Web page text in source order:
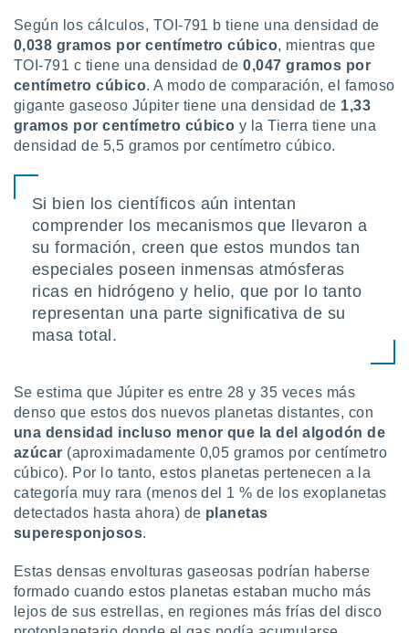
medir el
de la
el
del
de
o a través
de
uso de
con el
mediante
publicidad
1199
Según los cálculos, TOI-791 b tiene una densidad de
0,038 gramos por centímetro cúbico, mientras que
TOI-791 c tiene una densidad de0,047 gramos por
centímetro cúbico. A modo de comparación, el famoso
gigante gaseoso Júpiter tiene una densidad de 1,33
gramos por centímetro cúbico y la Tierra tiene una
densidad de 5,5 gramos por centímetro cúbico.
Si bien los científicos aún intentan
comprender los mecanismos que llevaron a
su formación, creen que estos mundos tan
especiales poseen inmensas atmósferas
ricas en hidrógeno y helio, que por lo tanto
representan una parte significativa de su
masa total.
Se estima que Júpiter es entre 28 y 35 veces más
denso que estos dos nuevos planetas distantes, con
una densidad incluso menor que la del algodón de
azúcar (aproximadamente 0,05 gramos por centímetro
cúbico). Por lo tanto, estos planetas pertenecen a la
categoría muy rara (menos del 1 % de los exoplanetas
detectados hasta ahora) de planetas
superesponjosos.
Estas densas envolturas gaseosas podrían haberse
formado cuando estos planetas estaban mucho más
lejos de sus estrellas, en regiones más frías del disco